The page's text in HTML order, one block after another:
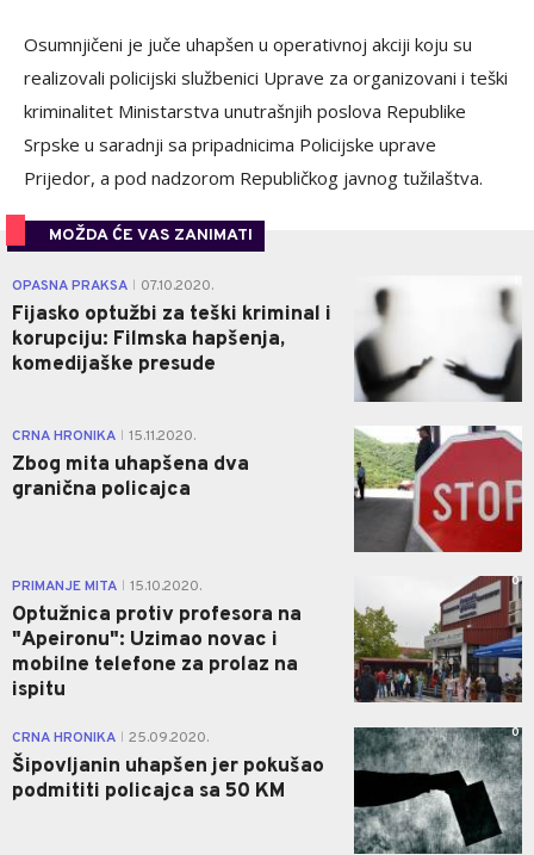
Osumnjičeni je juče uhapšen u operativnoj akciji koju su
realizovali policijski službenici Uprave za organizovani i teški
kriminalitet Ministarstva unutrašnjih poslova Republike
Srpske u saradnji sa pripadnicima Policijske uprave
Prijedor, a pod nadzorom Republičkog javnog tužilaštva.
MOŽDA ĆE VAS ZANIMATI
OPASNA PRAKSA 07.10.2020.
Fijasko optužbi za teški kriminal i
korupciju: Filmska hapšenja,
komedijaške presude
CRNA HRONIKA 15.11.2020.
Zbog mita uhapšena dva
granična policajca
0
PRIMANJE MITA 15.10.2020.
Optužnica protiv profesora na
"Apeironu": Uzimao novac i
mobilne telefone za prolaz na
ispitu
0
CRNA HRONIKA 25.09.2020.
Šipovljanin uhapšen jer pokušao
podmititi policajca sa 50 KM
0